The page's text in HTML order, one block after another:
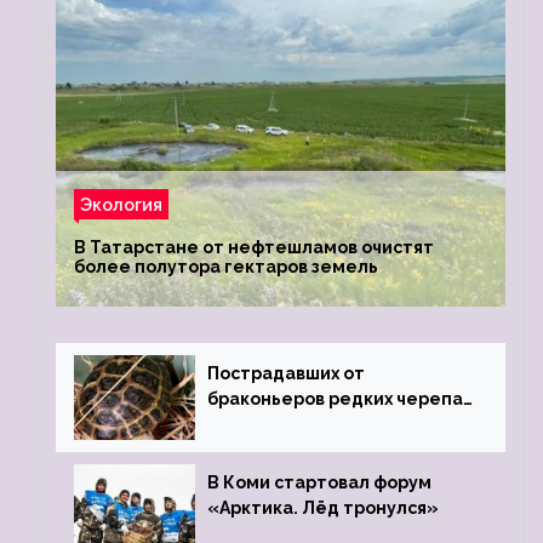
Экология
В Татарстане от нефтешламов очистят
более полутора гектаров земель
Пострадавших от
браконьеров редких черепах
зоопарк
В Коми стартовал форум
«Арктика. Лёд тронулся»